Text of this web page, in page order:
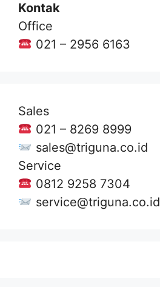
Kontak
Office
021 – 2956 6163
Sales
021 – 8269 8999
sales@triguna.co.id
Service
0812 9258 7304
service@triguna.co.id